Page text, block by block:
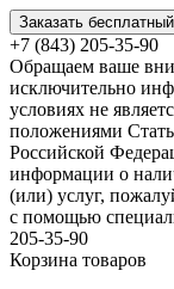
Заказать
+7 (843) 205-35-90
Обращаем ваше
исключительно
условиях не
положениями
Российской
информации о
(или) услуг,
с помощью
205-35-90
Корзина товаров